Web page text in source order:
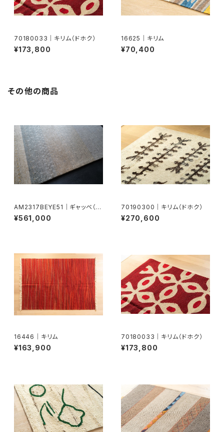
70180033｜キリム（ドホク）
¥173,800
16625｜キリム
¥70,400
その他の商品
AM2317BEYE51｜ギャッベ（ア
メレ）
¥561,000
70190300｜キリム（ドホク）
¥270,600
16446｜キリム
¥163,900
70180033｜キリム（ドホク）
¥173,800